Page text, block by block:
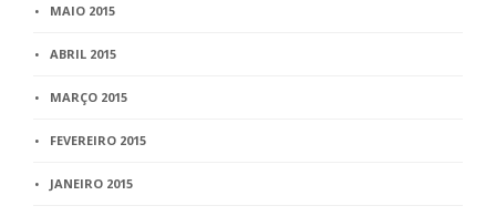
MAIO 2015
ABRIL 2015
MARÇO 2015
FEVEREIRO 2015
JANEIRO 2015